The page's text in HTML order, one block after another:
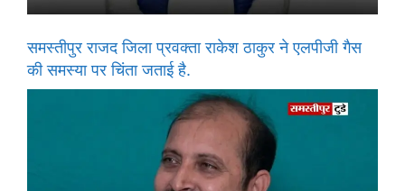
समस्तीपुर राजद जिला प्रवक्ता राकेश ठाकुर ने एलपीजी गैस
की समस्या पर चिंता जताई है.